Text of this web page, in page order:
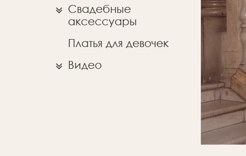
Свадебные
аксессуары
Платья для девочек
Видео